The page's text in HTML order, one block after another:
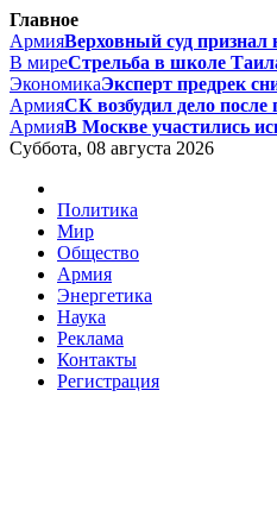
Главное
АрмияВерховный суд признал
В миреСтрельба в школе
ЭкономикаЭксперт предрек
АрмияСК возбудил дело
АрмияВ Москве участились
Суббота, 08 августа 2026
Политика
Мир
Общество
Армия
Энергетика
Наука
Реклама
Контакты
Регистрация